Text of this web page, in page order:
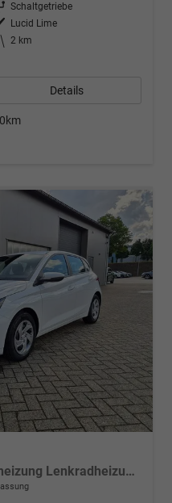
Getriebe Schaltgetriebe
Lucid Lime
2 km
Details
1.0 T-GDI 90PS 5-türig Sitzheizung Lenkradheizung Rückf.Kamera PDC Klima Apple CarPlay Android Auto Tempomat Touchscreen